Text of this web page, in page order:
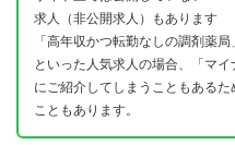
求人（非公開求人）もあります
「高年収かつ転勤なしの調剤薬
といった人気求人の場合、「マ
にご紹介してしまうこともある
こともあります。